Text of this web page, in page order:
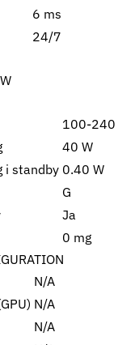
6 ms
24/7
100-240
40 W
i standby 0.40 W
G
Ja
0 mg
N/A
N/A
N/A